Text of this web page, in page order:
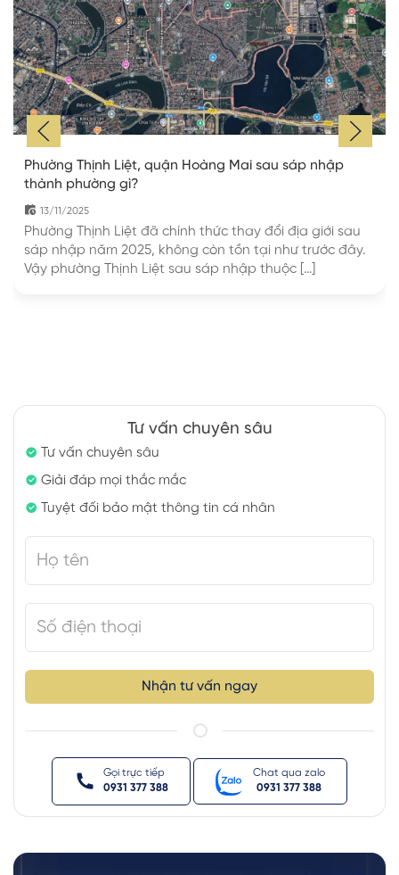
Phường Thịnh Liệt, quận Hoàng Mai sau sáp nhập
thành phường gì?
13/11/2025
Phường Thịnh Liệt đã chính thức thay đổi địa giới sau
sáp nhập năm 2025, không còn tồn tại như trước đây.
Vậy phường Thịnh Liệt sau sáp nhập thuộc […]
Tư vấn chuyên sâu
Tư vấn chuyên sâu
Giải đáp mọi thắc mắc
Tuyệt đối bảo mật thông tin cá nhân
Nhận tư vấn ngay
Gọi trực tiếp
0931 377 388
Chat qua zalo
0931 377 388